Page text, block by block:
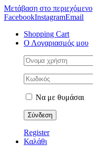
Μετάβαση στο περιεχόμενο
FacebookInstagramEmail
Shopping Cart
Ο Λογαριασμός μου
Να με θυμάσαι
Register
Καλάθι